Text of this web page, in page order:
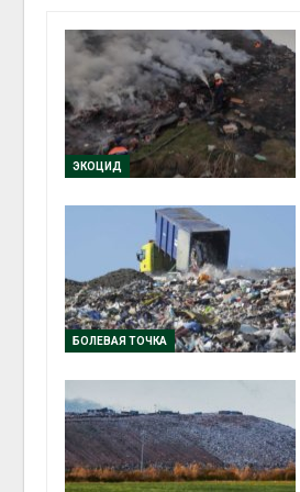
ЭКОЦИД
БОЛЕВАЯ ТОЧКА